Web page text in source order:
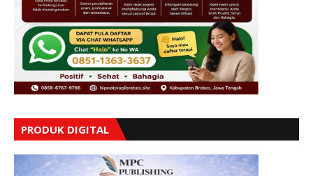
PRODUK DIGITAL